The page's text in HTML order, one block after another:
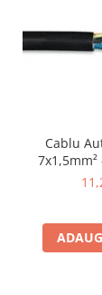
Cablu
Flexibil pentru